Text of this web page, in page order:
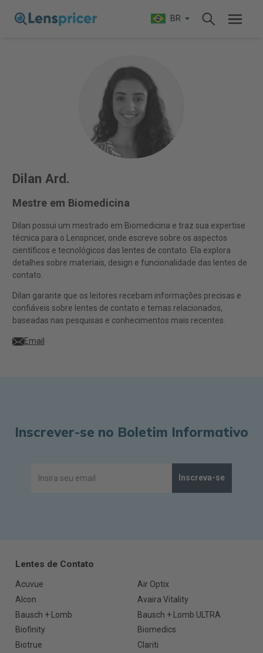
BR
Dilan Ard.
Mestre em Biomedicina
Dilan possui um mestrado em Biomedicina e traz sua expertise
técnica para o Lenspricer, onde escreve sobre os aspectos
científicos e tecnológicos das lentes de contato. Ela explora
detalhes sobre materiais, design e funcionalidade das lentes de
contato.
Dilan garante que os leitores recebam informações precisas e
confiáveis sobre lentes de contato e temas relacionados,
baseadas nas pesquisas e conhecimentos mais recentes.
Email
Inscrever-se no Boletim Informativo
Inscreva-se
Lentes de Contato
Acuvue
Air Optix
Alcon
Avaira Vitality
Bausch + Lomb
Bausch + Lomb ULTRA
Biofinity
Biomedics
Biotrue
Clariti